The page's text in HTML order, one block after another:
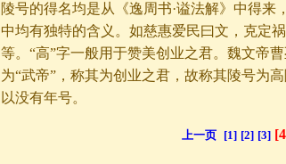
陵号的得名均是从《逸周书·谥法解》中得来
中均有独特的含义。如慈惠爱民曰文，克定
等。“高”字一般用于赞美创业之君。魏文帝
为“武帝”，称其为创业之君，故称其陵号为
以没有年号。
上一页 [1] [2] [3]